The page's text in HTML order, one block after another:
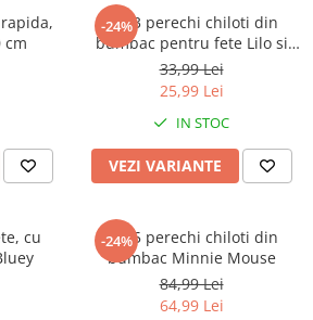
cm
-24%
Set 3 perechi chiloti din
bumbac pentru fete Lilo si
Stitch
33,99 Lei
25,99 Lei
IN STOC
VEZI VARIANTE
cu
-24%
Set 5 perechi chiloti din
bumbac Minnie Mouse
84,99 Lei
64,99 Lei